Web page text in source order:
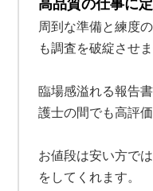
周到な準備と練度
も調査を破綻させま
臨場感溢れる報告
護士の間でも高評価
お値段は安い方で
をしてくれます。